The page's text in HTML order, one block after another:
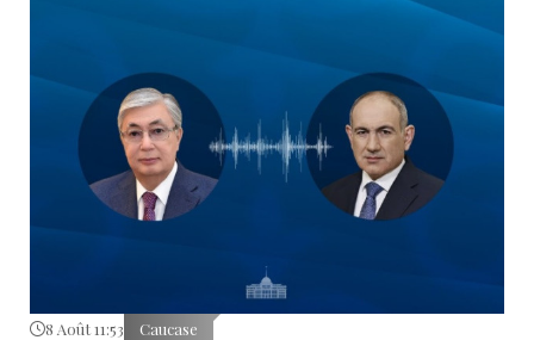
8 Août 11:53 Caucase